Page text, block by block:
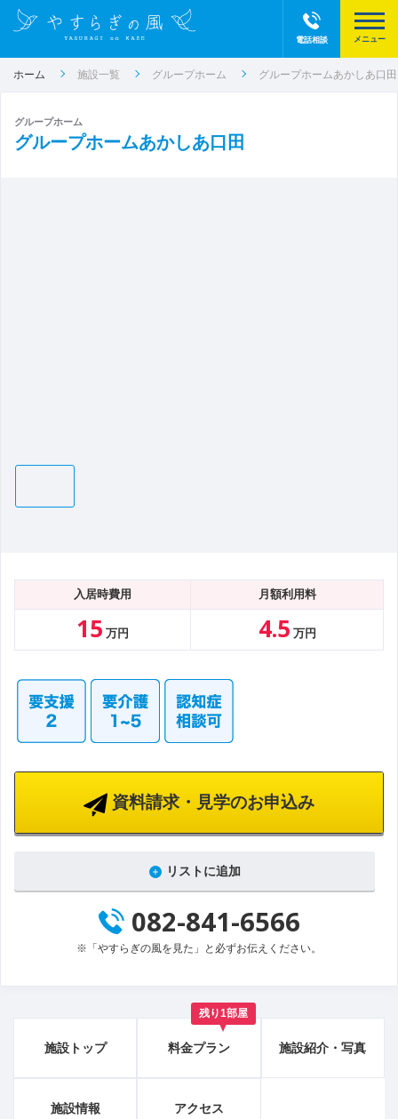
電話相談
ホーム 施設一覧 グループホーム グループホームあかしあ口田
グループホーム
グループホームあかしあ口田
入居時費用 月額利用料
15 万円 4.5 万円
資料請求・見学のお申込み
リストに追加
082-841-6566
※「やすらぎの風を見た」と必ずお伝えください。
施設トップ 料金プラン
残り1部屋
施設紹介・写真
施設情報 アクセス